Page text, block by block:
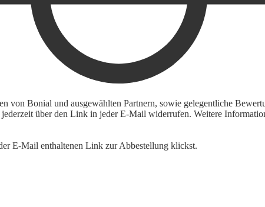
von Bonial und ausgewählten Partnern, sowie gelegentliche
über den Link in jeder E-Mail widerrufen. Weitere
E-Mail enthaltenen Link zur Abbestellung klickst.